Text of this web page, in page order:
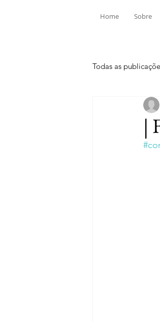
Home Sobre
Todas as
Aldeia do
Mouriscas
|